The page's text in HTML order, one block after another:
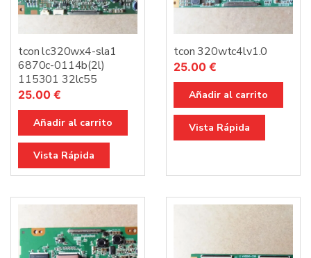
tcon lc320wx4-sla1
6870c-0114b(2l)
115301 32lc55
25.00 €
Añadir al carrito
Vista Rápida
tcon 320wtc4lv1.0
25.00 €
Añadir al carrito
Vista Rápida